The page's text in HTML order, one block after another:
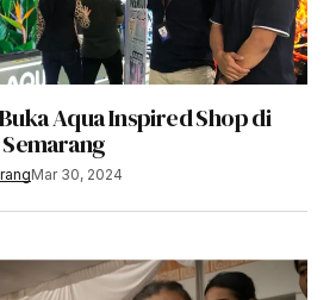
Aqua Inspired Shop di
Mar 30, 2024